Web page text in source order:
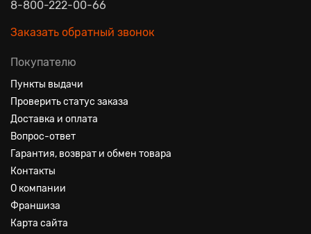
8-800-222-00-66
Заказать обратный звонок
Покупателю
Пункты выдачи
Проверить статус заказа
Доставка и оплата
Вопрос-ответ
Гарантия, возврат и обмен товара
Контакты
О компании
Франшиза
Карта сайта